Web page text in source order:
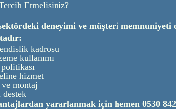
Etmelisiniz?
deneyimi ve müşteri memnuniyeti
kadrosu
kullanımı
hizmet
ve montaj
destek
yararlanmak için hemen 0530